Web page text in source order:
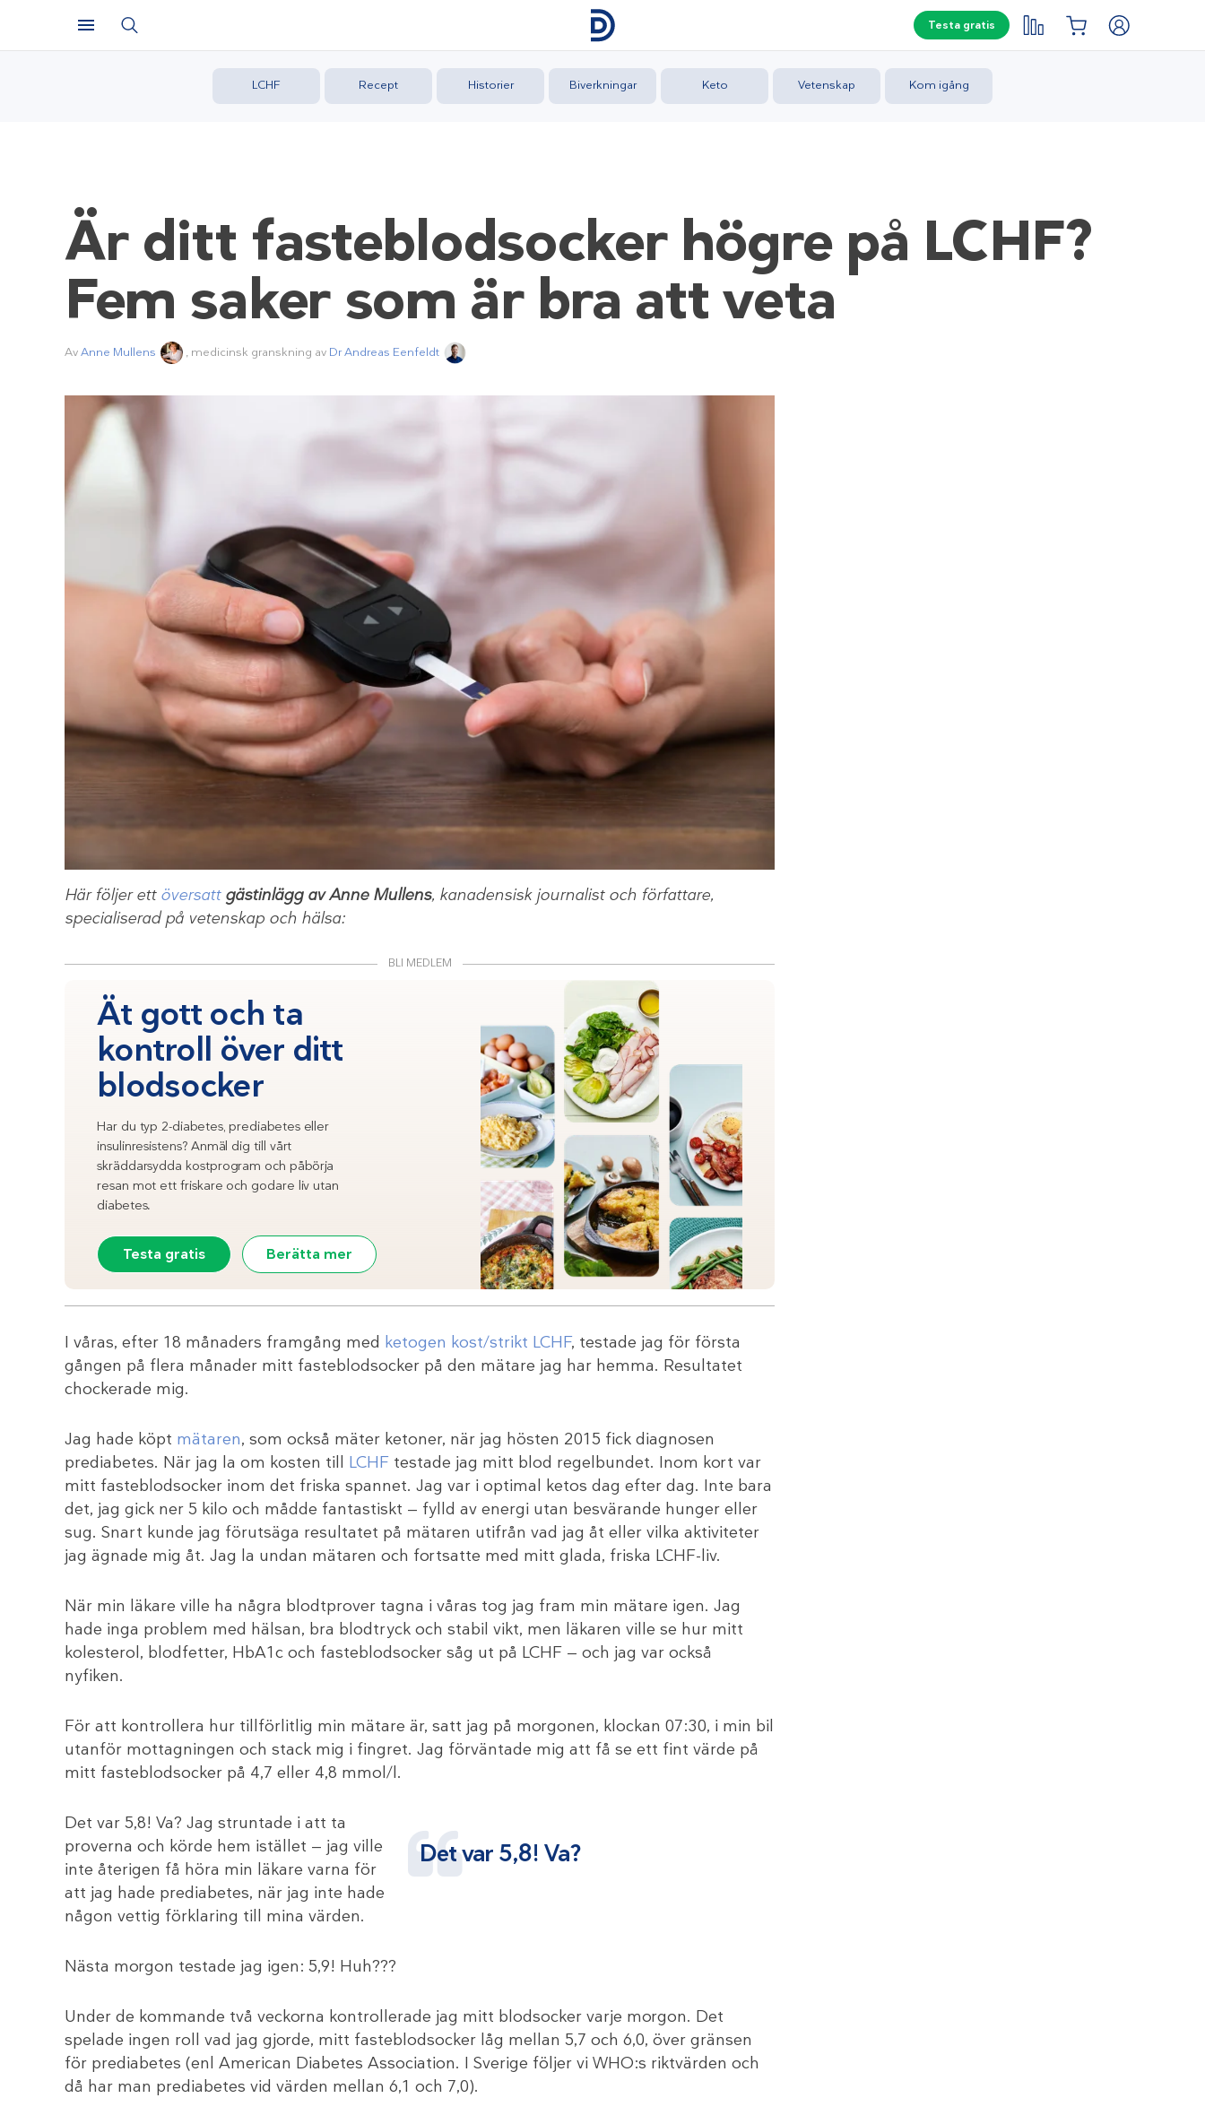
Testa gratis
LCHF Recept Historier Biverkningar Keto Vetenskap Kom igång
Är ditt fasteblodsocker högre på LCHF?
Fem saker som är bra att veta
AvAnne Mullens , medicinsk granskning av Dr Andreas Eenfeldt
Här följer ett översatt gästinlägg av Anne Mullens, kanadensisk journalist och författare,
specialiserad på vetenskap och hälsa:
BLI MEDLEM
Ät gott och ta
kontroll över ditt
blodsocker
Har du typ 2-diabetes, prediabetes eller
insulinresistens? Anmäl dig till vårt
skräddarsydda kostprogram och påbörja
resan mot ett friskare och godare liv utan
diabetes.
Testa gratis Berätta mer
I våras, efter 18 månaders framgång med ketogen kost/strikt LCHF, testade jag för första
gången på flera månader mitt fasteblodsocker på den mätare jag har hemma. Resultatet
chockerade mig.
Jag hade köpt mätaren, som också mäter ketoner, när jag hösten 2015 fick diagnosen
prediabetes. När jag la om kosten till LCHF testade jag mitt blod regelbundet. Inom kort var
mitt fasteblodsocker inom det friska spannet. Jag var i optimal ketos dag efter dag. Inte bara
det, jag gick ner 5 kilo och mådde fantastiskt — fylld av energi utan besvärande hunger eller
sug. Snart kunde jag förutsäga resultatet på mätaren utifrån vad jag åt eller vilka aktiviteter
jag ägnade mig åt. Jag la undan mätaren och fortsatte med mitt glada, friska LCHF-liv.
När min läkare ville ha några blodtprover tagna i våras tog jag fram min mätare igen. Jag
hade inga problem med hälsan, bra blodtryck och stabil vikt, men läkaren ville se hur mitt
kolesterol, blodfetter, HbA1c och fasteblodsocker såg ut på LCHF — och jag var också
nyfiken.
För att kontrollera hur tillförlitlig min mätare är, satt jag på morgonen, klockan 07:30, i min bil
utanför mottagningen och stack mig i fingret. Jag förväntade mig att få se ett fint värde på
mitt fasteblodsocker på 4,7 eller 4,8 mmol/l.
Det var 5,8! Va?
Det var 5,8! Va? Jag struntade i att ta
proverna och körde hem istället — jag ville
inte återigen få höra min läkare varna för
att jag hade prediabetes, när jag inte hade
någon vettig förklaring till mina värden.
Nästa morgon testade jag igen: 5,9! Huh???
Under de kommande två veckorna kontrollerade jag mitt blodsocker varje morgon. Det
spelade ingen roll vad jag gjorde, mitt fasteblodsocker låg mellan 5,7 och 6,0, över gränsen
för prediabetes (enl American Diabetes Association. I Sverige följer vi WHO:s riktvärden och
då har man prediabetes vid värden mellan 6,1 och 7,0).